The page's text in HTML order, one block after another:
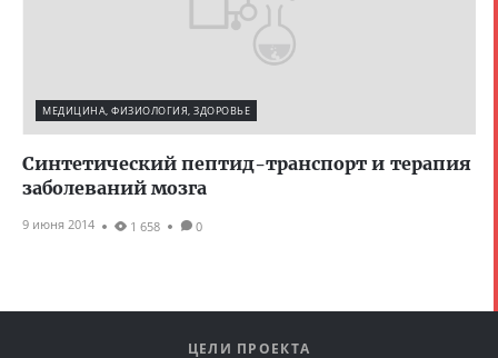
МЕДИЦИНА, ФИЗИОЛОГИЯ, ЗДОРОВЬЕ
Синтетический пептид-транспорт и терапия
заболеваний мозга
9 июня 2014 1 658 0
ЦЕЛИ ПРОЕКТА